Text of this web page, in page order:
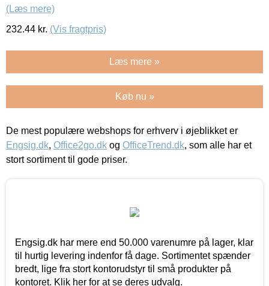
(Læs mere)
232.44 kr. (Vis fragtpris)
Læs mere »
Køb nu »
De mest populære webshops for erhverv i øjeblikket er
Engsig.dk, Office2go.dk og OfficeTrend.dk, som alle har et
stort sortiment til gode priser.
Engsig.dk har mere end 50.000 varenumre på lager, klar
til hurtig levering indenfor få dage. Sortimentet spænder
bredt, lige fra stort kontorudstyr til små produkter på
kontoret. Klik her for at se deres udvalg.